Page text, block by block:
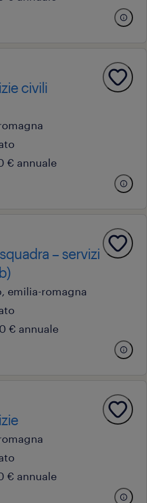
civili
€ annuale
– servizi
emilia-romagna
€ annuale
€ annuale